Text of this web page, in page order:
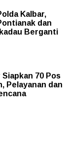
Kalbar,
dan
Berganti
Siapkan 70 Pos
Pelayanan dan